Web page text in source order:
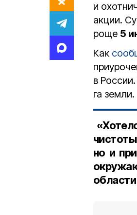
и
акции.
роще 5
Как
в
га земли.
но и